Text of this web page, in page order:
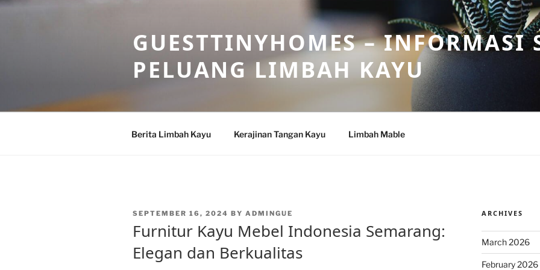
Skip
GUESTTINYHOMES – INFORMASI
PELUANG LIMBAH KAYU
Berita Limbah Kayu Kerajinan Tangan Kayu Limbah Mable
POSTED
SEPTEMBER 16, 2024 BY ADMINGUE
Furnitur Kayu Mebel Indonesia Semarang:
Elegan dan Berkualitas
ARCHIVES
March 2026
February 2026